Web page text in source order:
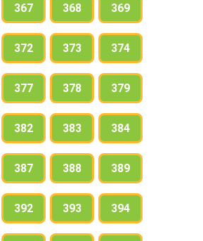
367 368 369
372 373 374
377 378 379
382 383 384
387 388 389
392 393 394